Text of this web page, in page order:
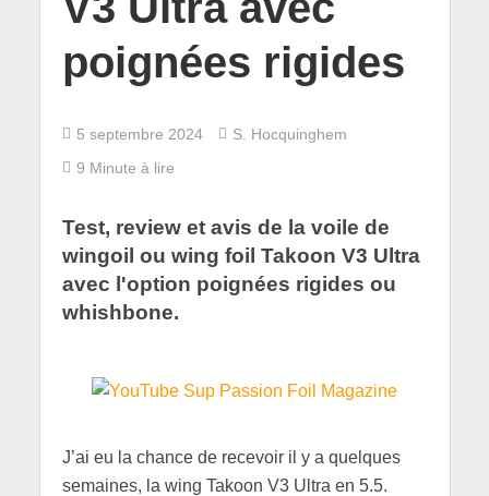
poignées rigides
5 septembre 2024
S. Hocquinghem
9 Minute à lire
Test, review et avis de la voile de
wingoil ou wing foil Takoon V3 Ultra
avec l'option poignées rigides ou
whishbone.
J’ai eu la chance de recevoir il y a quelques
semaines, la wing Takoon V3 Ultra en 5.5.